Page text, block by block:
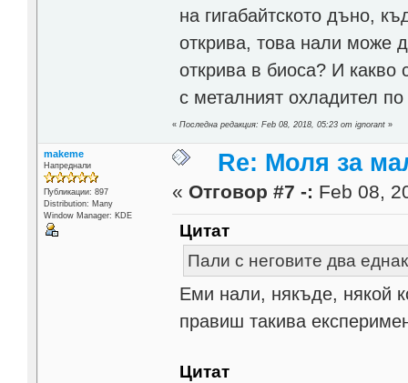
на гигабайтското дъно,
открива, това нали може
открива в биоса? И какво
с металният охладител
«Последна редакция: Feb 08, 2018, 05:23 от ignorant »
makeme
Напреднали
Публикации: 897
Distribution: Many
Window Manager: KDE
Re: Моля за
« Отговор #7 -: Feb 08,
Цитат
Пали с неговите два
Еми нали, някъде, някой
правиш такива
Цитат